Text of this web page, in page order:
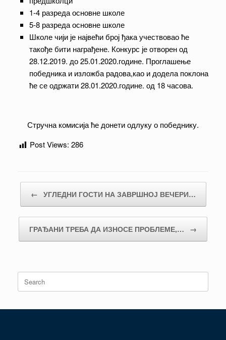
1-4 разреда основне школе
5-8 разреда основне школе
Школе чији је највећи број ђака учествовао ће
такође бити награђене. Конкурс је отворен од
28.12.2019. до 25.01.2020.године. Проглашење
победника и изложба радова,као и додела поклона
ће се одржати 28.01.2020.године. од 18 часова.
Стручна комисија ће донети одлуку о победнику.
Post Views: 286
← УГЛЕДНИ ГОСТИ НА ЗАВРШНОЈ ВЕЧЕРИ…
ГРАЂАНИ ТРЕБА ДА ИЗНОСЕ ПРОБЛЕМЕ,… →
Search
for: